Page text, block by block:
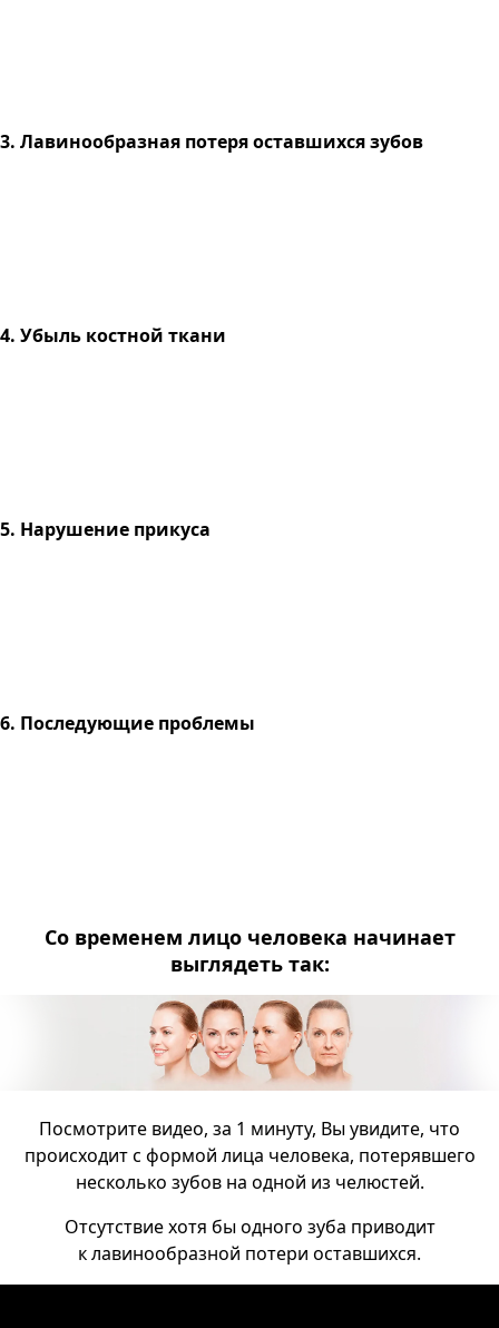
3. Лавинообразная потеря оставшихся зубов
4. Убыль костной ткани
5. Нарушение прикуса
6. Последующие проблемы
Со временем лицо человека начинает
выглядеть так:
Посмотрите видео, за 1 минуту, Вы увидите, что
происходит с формой лица человека, потерявшего
несколько зубов на одной из челюстей.
Отсутствие хотя бы одного зуба приводит
к лавинообразной потери оставшихся.